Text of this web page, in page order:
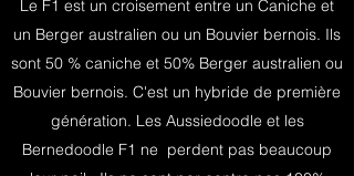
Le F1 est un croisement entre un Caniche et
un Berger australien ou un Bouvier bernois. Ils
sont 50 % caniche et 50% Berger australien ou
Bouvier bernois. C'est un hybride de première
génération. Les Aussiedoodle et les
Bernedoodle F1 ne perdent pas beaucoup